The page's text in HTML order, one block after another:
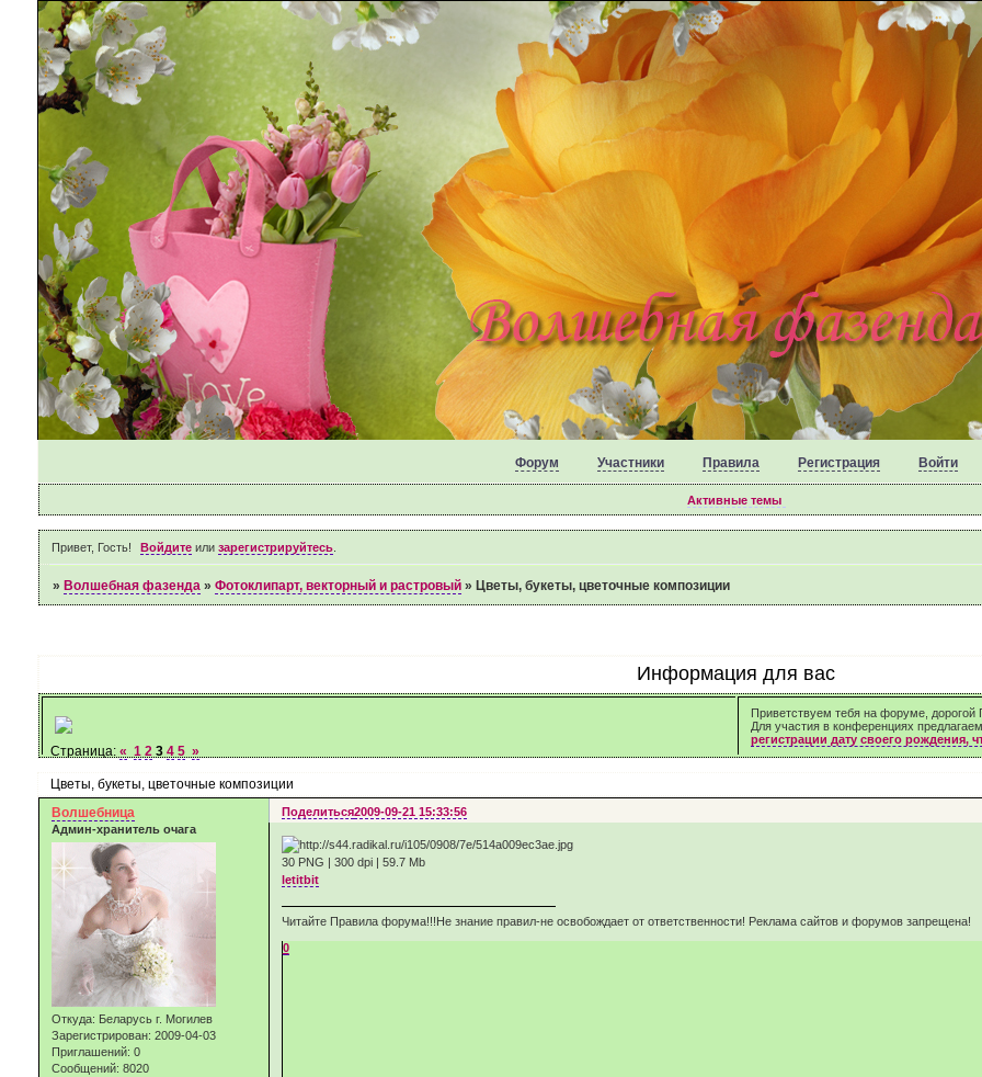
Форум Участники Правила Регистрация Войти
Активные темы
Привет, Гость! Войдите илизарегистрируйтесь
» Волшебная фазенда » Фотоклипарт, векторный и растровый » Цветы, букеты, цветочные композиции
Информация для вас
Приветствуем тебя на форуме, дорогой
Для участия в конференциях
регистрации дату своего
Цветы, букеты, цветочные композиции
Страница: « 1 2 3 4 5 »
Поделиться2009-09-21 15:33:56
Волшебница
Админ-хранитель очага
Откуда: Беларусь г. Могилев
Зарегистрирован: 2009-04-03
Приглашений: 0
Сообщений: 8020
30 PNG | 300 dpi | 59.7 Мb
letitbit
Читайте Правила форума!!!Не знание правил-не освобождает от ответственности! Реклама сайтов и форумов запрещена!
0